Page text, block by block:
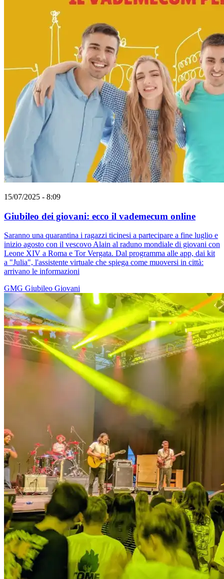
15/07/2025 - 8:09
Giubileo dei giovani: ecco il vademecum online
Saranno una quarantina i ragazzi ticinesi a partecipare a fine luglio e
inizio agosto con il vescovo Alain al raduno mondiale di giovani con
Leone XIV a Roma e Tor Vergata. Dal programma alle app, dai kit
a "Julia", l'assistente virtuale che spiega come muoversi in città:
arrivano le informazioni
GMG Giubileo Giovani